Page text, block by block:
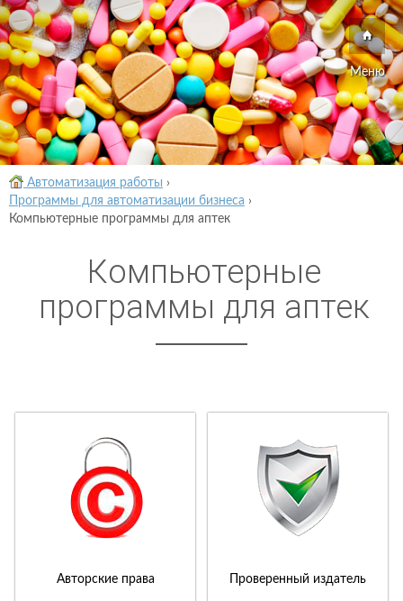
Меню
Автоматизация работы ›
Программы для автоматизации бизнеса ›
Компьютерные программы для аптек
Компьютерные
программы для аптек
Авторские права Проверенный издатель